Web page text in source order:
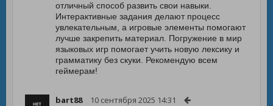
отличный способ развить свои навыки.
Интерактивные задания делают процесс
увлекательным, а игровые элементы помогают
лучше закрепить материал. Погружение в мир
языковых игр помогает учить новую лексику и
грамматику без скуки. Рекомендую всем
геймерам!
bart88 10 сентября 2025 14:31